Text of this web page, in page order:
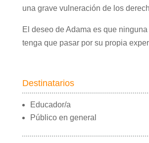
una grave vulneración de los
El deseo de Adama es que
tenga que pasar por su propia
Destinatarios
Educador/a
Público en general